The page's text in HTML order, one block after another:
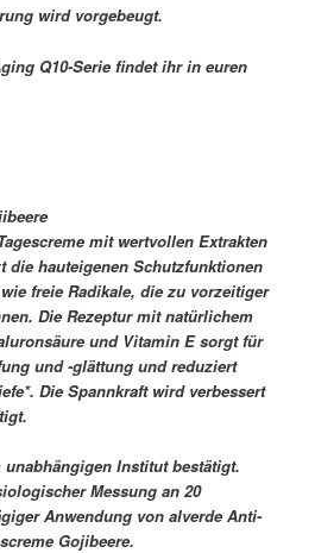
wird vorgebeugt.
Q10-Serie findet ihr in euren
mit wertvollen Extrakten
die hauteigenen Schutzfunktionen
freie Radikale, die zu vorzeitiger
Die Rezeptur mit natürlichem
und Vitamin E sorgt für
und -glättung und reduziert
Die Spannkraft wird verbessert
Institut bestätigt.
Messung an 20
Anwendung von alverde Anti-
Gojibeere.